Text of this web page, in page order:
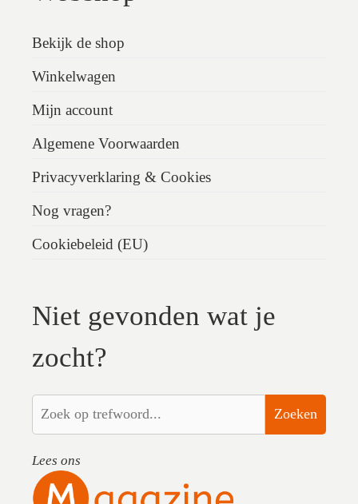
Bekijk de shop
Winkelwagen
Mijn account
Algemene Voorwaarden
Privacyverklaring & Cookies
Nog vragen?
Cookiebeleid (EU)
Niet gevonden wat je
zocht?
Zoeken
Lees ons